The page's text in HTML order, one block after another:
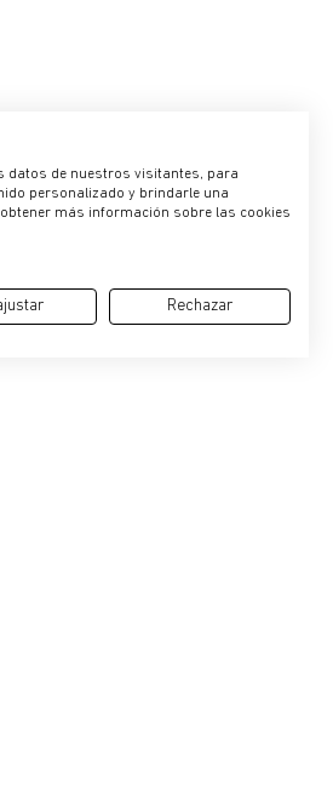
datos de nuestros visitantes, para
personalizado y brindarle una
más información sobre las cookies
Rechazar